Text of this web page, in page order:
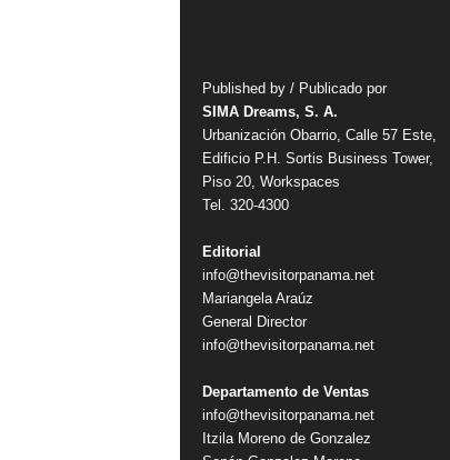
Published by / Publicado por
SIMA Dreams, S. A.
Urbanización Obarrio, Calle 57 Este,
Edificio P.H. Sortis Business Tower,
Piso 20, Workspaces
Tel. 320-4300
Editorial
info@thevisitorpanama.net
Mariangela Araúz
General Director
info@thevisitorpanama.net
Departamento de Ventas
info@thevisitorpanama.net
Itzila Moreno de Gonzalez